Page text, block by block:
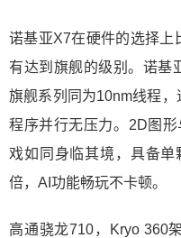
诺基亚X7在硬件的选择上
有达到旗舰的级别。诺基
旗舰系列同为10nm线程
程序并行无压力。2D图
戏如同身临其境，具备
倍，AI功能畅玩不卡顿。
高通骁龙710，Kryo 360